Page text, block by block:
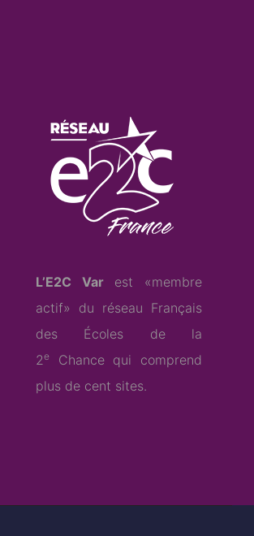
L’E2C Varest «membre
actif» du réseau Français
des Écoles de la
2e Chancequi comprend
plus de cent sites.